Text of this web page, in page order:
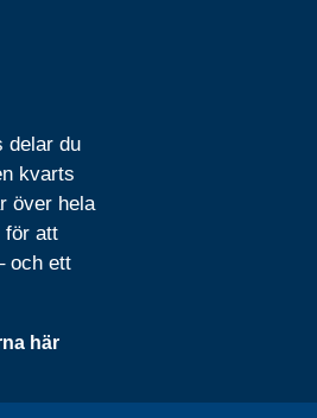
delar du
kvarts
över hela
för att
och ett
här